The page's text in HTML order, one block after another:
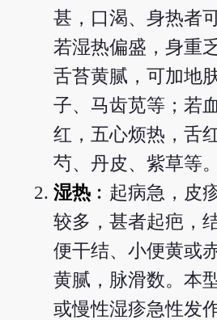
甚，口渴、身热者
若湿热偏盛，身重
舌苔黄腻，可加地
子、马齿苋等；若
红，五心烦热，舌
芍、丹皮、紫草等。
湿热 ︰起病急，皮
较多，甚者起疤，
便干结、小便黄或
黄腻，脉滑数。本
或慢性湿疹急性发